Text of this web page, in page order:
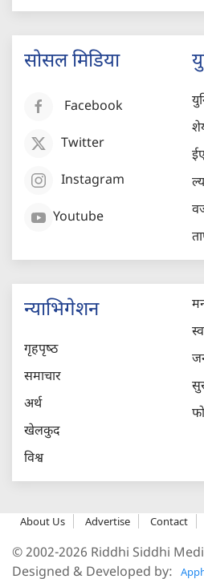
सोसल मिडिया
Facebook
Twitter
Instagram
Youtube
न्याभिगेशन
गृहपृष्‍ठ
समाचार
अर्थ
खेलकुद
विश्व
About Us Advertise Contact
© 2002-2026 Riddhi Siddhi
Designed & Developed by: